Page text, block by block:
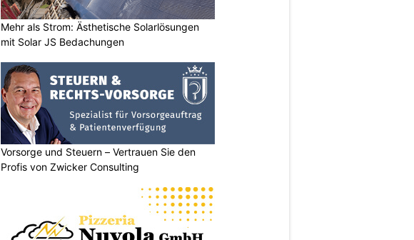
Mehr als Strom: Ästhetische Solarlösungen
mit Solar JS Bedachungen
Vorsorge und Steuern – Vertrauen Sie den
Profis von Zwicker Consulting